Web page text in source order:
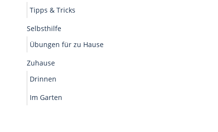
Tipps & Tricks
Selbsthilfe
Übungen für zu Hause
Zuhause
Drinnen
Im Garten